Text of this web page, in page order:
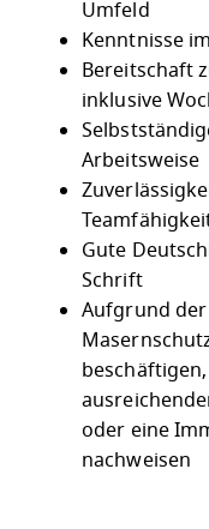
Umfeld
Kenntnisse
Bereitschaft
inklusive
Arbeitsweise
Gute
Schrift
Aufgrund
oder eine
nachweisen